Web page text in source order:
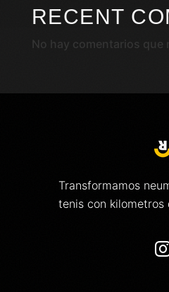
RECENT
No hay comentarios que
Transformamos
tenis con kilometros